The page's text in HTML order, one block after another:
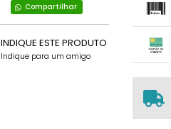
Compartilhar
INDIQUE ESTE PRODUTO
Indique para um amigo